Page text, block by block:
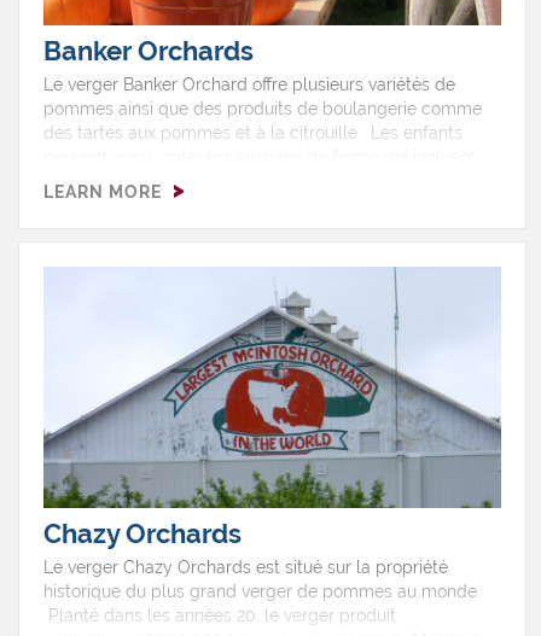
Banker Orchards
Le verger Banker Orchard offre plusieurs variétés de
pommes ainsi que des produits de boulangerie comme
des tartes aux pommes et à la citrouille. Les enfants
des porcs, chèvres, lamas, ânes miniatures et chevaux.
Party Barn.
LEARN MORE
Chazy Orchards
Le verger Chazy Orchards est situé sur la propriété
historique du plus grand verger de pommes au monde.
Planté dans les années 20, le verger produit